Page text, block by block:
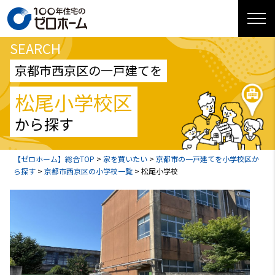
SEARCH
京都市西京区の一戸建てを
松尾小学校区
から探す
【ゼロホーム】総合TOP > 家を買いたい >京都市の一戸建てを小学校区か
ら探す >京都市西京区の小学校一覧 >松尾小学校